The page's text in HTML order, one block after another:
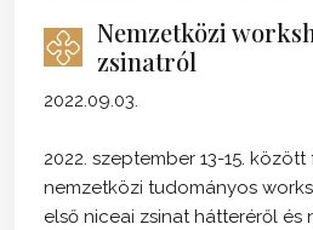
Nemzetközi
zsinatról
2022.09.03.
2022. szeptember 13-15.
nemzetközi tudományos
első niceai zsinat hátteréről és